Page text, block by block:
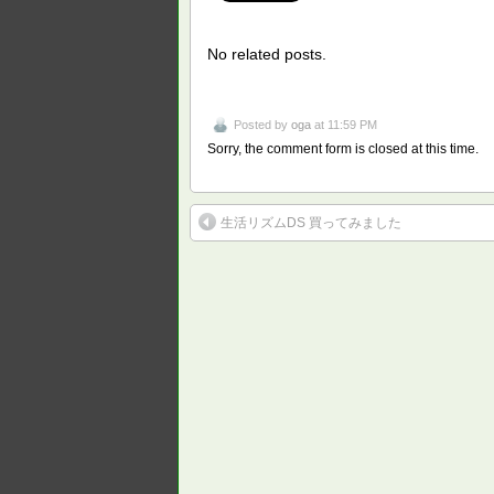
No related posts.
Posted by oga at 11:59 PM
Sorry, the comment form is closed at this time.
生活リズムDS 買ってみました